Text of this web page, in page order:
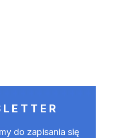
do zapisania się